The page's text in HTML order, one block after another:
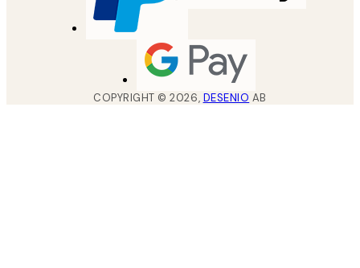
COPYRIGHT ©2026, DESENIO AB